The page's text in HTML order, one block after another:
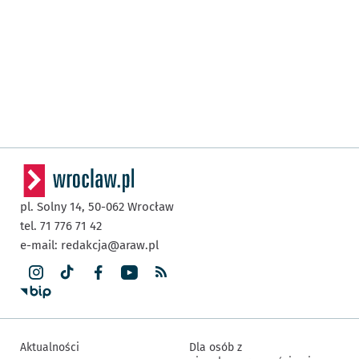
pl. Solny 14, 50-062 Wrocław
tel. 71 776 71 42
e-mail: redakcja@araw.pl
Aktualności
Dla osób z